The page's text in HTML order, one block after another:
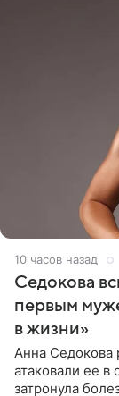
10 часов назад
Седокова
первым
в жизни»
Анна Седокова
атаковали ее в
затронула